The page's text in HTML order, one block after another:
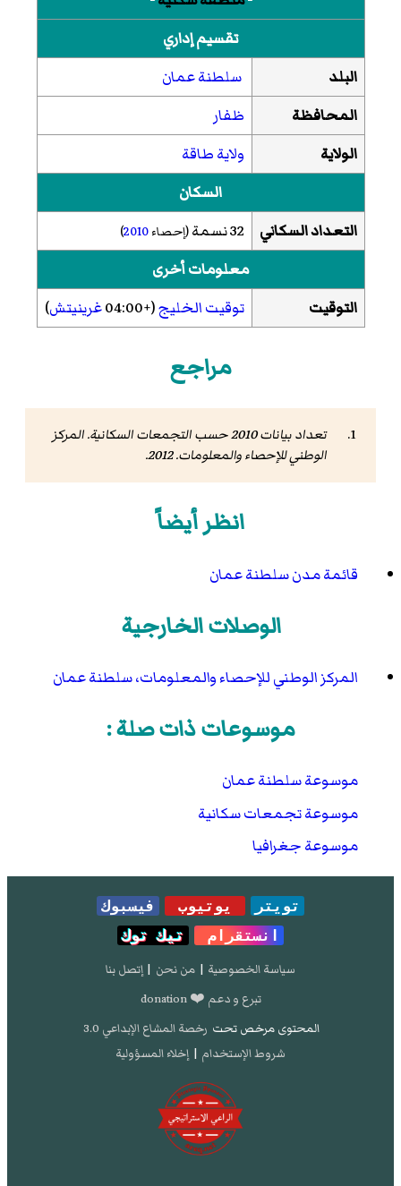
تقسيم إداري
البلد
سلطنة عمان
المحافظة
ظفار
الولاية
ولاية طاقة
السكان
التعداد السكاني
32 نسمة (إحصاء2010
)
معلومات أخرى
التوقيت
توقيت الخليج(+04:00 غرينيتش)
مراجع
تعداد بيانات 2010 حسب التجمعات السكانية
. المركز
الوطني للإحصاء والمعلومات. 2012.
انظر أيضاً
قائمة مدن سلطنة عمان
الوصلات الخارجية
المركز الوطني للإحصاء والمعلومات، سلطنة عمان
موسوعات ذات صلة :
موسوعة سلطنة عمان
موسوعة تجمعات سكانية
موسوعة جغرافيا
تويتر يوتيوب
فيسبوك
انستقرام
تيك توك
سياسة الخصوصية | من نحن | إتصل بنا
تبرع و دعم ❤️ donation
المحتوى مرخص تحت رخصة المشاع الإبداعي 3.0
شروط الإستخدام | إخلاء المسؤولية